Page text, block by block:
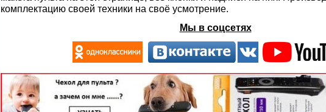
комплектацию своей техники на своё усмотрение.
Мы в соцсетях